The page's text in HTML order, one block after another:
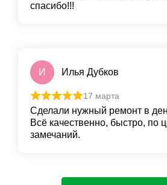
спасибо!!!
И Илья Дубков
17 марта
Сделали нужный ремонт в
Всё качественно, быстро, по
замечаний.